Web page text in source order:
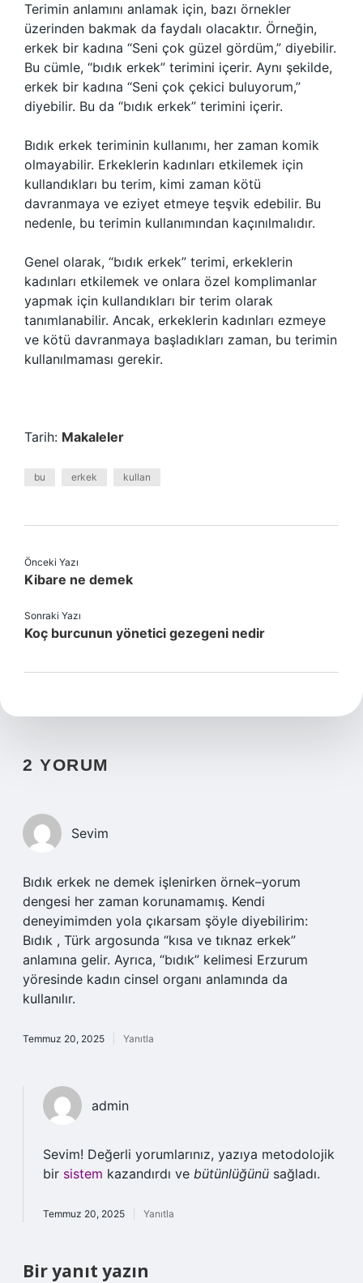
Terimin anlamını anlamak için, bazı örnekler
üzerinden bakmak da faydalı olacaktır. Örneğin,
erkek bir kadına “Seni çok güzel gördüm,” diyebilir.
Bu cümle, “bıdık erkek” terimini içerir. Aynı şekilde,
erkek bir kadına “Seni çok çekici buluyorum,”
diyebilir. Bu da “bıdık erkek” terimini içerir.
Bıdık erkek teriminin kullanımı, her zaman komik
olmayabilir. Erkeklerin kadınları etkilemek için
kullandıkları bu terim, kimi zaman kötü
davranmaya ve eziyet etmeye teşvik edebilir. Bu
nedenle, bu terimin kullanımından kaçınılmalıdır.
Genel olarak, “bıdık erkek” terimi, erkeklerin
kadınları etkilemek ve onlara özel komplimanlar
yapmak için kullandıkları bir terim olarak
tanımlanabilir. Ancak, erkeklerin kadınları ezmeye
ve kötü davranmaya başladıkları zaman, bu terimin
kullanılmaması gerekir.
Tarih: Makaleler
bu erkek kullan
Önceki Yazı
Kibare ne demek
Sonraki Yazı
Koç burcunun yönetici gezegeni nedir
2 YORUM
Sevim
Bıdık erkek ne demek işlenirken örnek–yorum
dengesi her zaman korunamamış. Kendi
deneyimimden yola çıkarsam şöyle diyebilirim:
Bıdık , Türk argosunda “kısa ve tıknaz erkek”
anlamına gelir. Ayrıca, “bıdık” kelimesi Erzurum
yöresinde kadın cinsel organı anlamında da
kullanılır.
Temmuz 20, 2025 Yanıtla
admin
Sevim! Değerli yorumlarınız, yazıya metodolojik
bir sistem kazandırdı ve bütünlüğünü sağladı.
Temmuz 20, 2025 Yanıtla
Bir yanıt yazın